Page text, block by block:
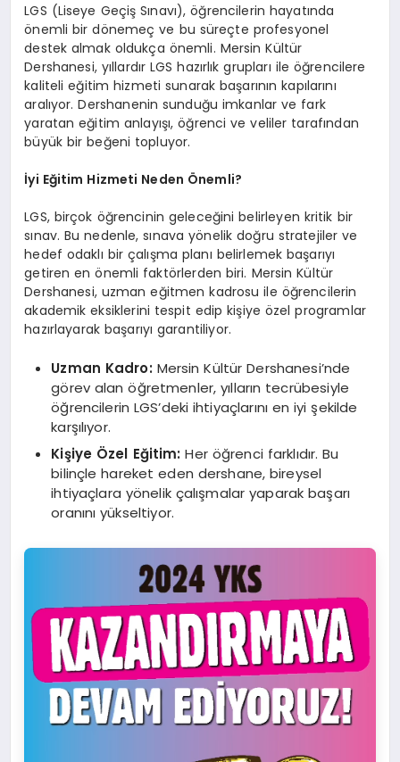
LGS (Liseye Geçiş Sınavı), öğrencilerin hayatında
önemli bir dönemeç ve bu süreçte profesyonel
destek almak oldukça önemli. Mersin Kültür
Dershanesi, yıllardır LGS hazırlık grupları ile öğrencilere
kaliteli eğitim hizmeti sunarak başarının kapılarını
aralıyor. Dershanenin sunduğu imkanlar ve fark
yaratan eğitim anlayışı, öğrenci ve veliler tarafından
büyük bir beğeni topluyor.
İyi Eğitim Hizmeti Neden Önemli?
LGS, birçok öğrencinin geleceğini belirleyen kritik bir
sınav. Bu nedenle, sınava yönelik doğru stratejiler ve
hedef odaklı bir çalışma planı belirlemek başarıyı
getiren en önemli faktörlerden biri. Mersin Kültür
Dershanesi, uzman eğitmen kadrosu ile öğrencilerin
akademik eksiklerini tespit edip kişiye özel programlar
hazırlayarak başarıyı garantiliyor.
Uzman Kadro: Mersin Kültür Dershanesi’nde
görev alan öğretmenler, yılların tecrübesiyle
öğrencilerin LGS’deki ihtiyaçlarını en iyi şekilde
karşılıyor.
Kişiye Özel Eğitim: Her öğrenci farklıdır. Bu
bilinçle hareket eden dershane, bireysel
ihtiyaçlara yönelik çalışmalar yaparak başarı
oranını yükseltiyor.